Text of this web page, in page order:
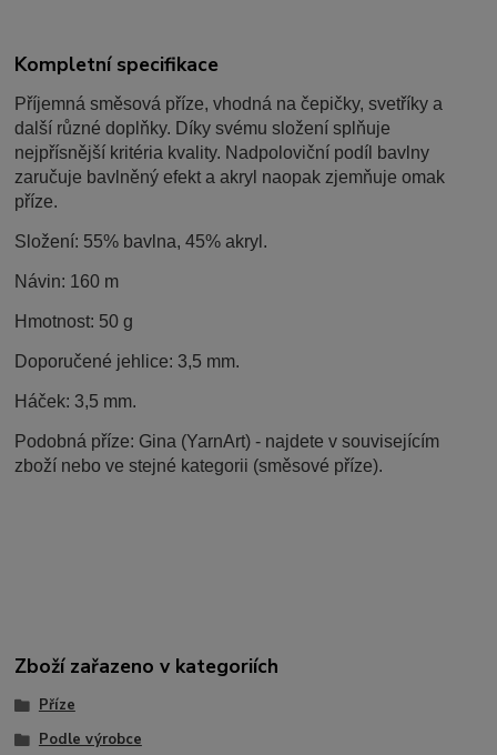
Kompletní specifikace
Příjemná směsová příze, vhodná na čepičky, svetříky a
další různé doplňky. Díky svému složení splňuje
nejpřísnější kritéria kvality. Nadpoloviční podíl bavlny
zaručuje bavlněný efekt a akryl naopak zjemňuje omak
příze.
Složení: 55% bavlna, 45% akryl.
Návin: 160 m
Hmotnost: 50 g
Doporučené jehlice: 3,5 mm.
Háček: 3,5 mm.
Podobná příze: Gina (YarnArt) - najdete v souvisejícím
zboží nebo ve stejné kategorii (směsové příze).
Zboží zařazeno v kategoriích
Příze
Podle výrobce